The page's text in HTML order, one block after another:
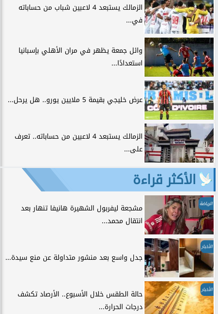
الزمالك يستبعد 4 لاعبين شباب من حساباته
في...
وائل جمعة يظهر في مران الأهلي بإسبانيا
استعدادًا...
عرض خليجي بقيمة 5 ملايين يورو.. هل يرحل...
الزمالك يستبعد 4 لاعبين من حساباته.. تعرف
على...
الأكثر قراءة
الرياضة
مشجعة ليفربول الشهيرة هانيفا تنهار بعد
انتقال محمد...
الأخبار
جدل واسع بعد منشور متداولة عن منع سيدة...
الأخبار
حالة الطقس خلال الأسبوع.. الأرصاد تكشف
درجات الحرارة...